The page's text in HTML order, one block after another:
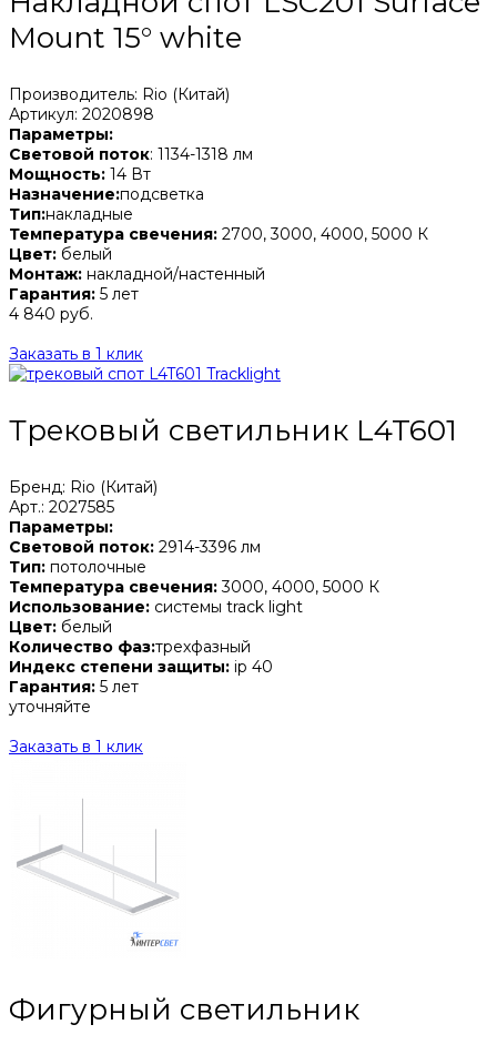
Mount 15° white
Производитель: Rio (Китай)
Артикул: 2020898
Параметры:
Световой поток: 1134-1318 лм
Мощность: 14 Вт
Назначение:подсветка
Тип:накладные
Температура свечения: 2700, 3000, 4000, 5000 К
Цвет: белый
Монтаж: накладной/настенный
Гарантия: 5 лет
4 840 руб.
Заказать в 1 клик
Трековый светильник L4T601
Бренд: Rio (Китай)
Арт.: 2027585
Параметры:
Световой поток: 2914-3396 лм
Тип: потолочные
Температура свечения:3000, 4000, 5000 К
Использование: системы track light
Цвет: белый
Количество фаз:трехфазный
Индекс степени защиты: ip 40
Гарантия: 5 лет
уточняйте
Заказать в 1 клик
Фигурный светильник